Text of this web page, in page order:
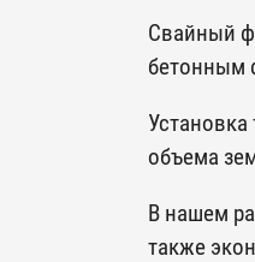
Свайный
бетонным
объема
В нашем
также